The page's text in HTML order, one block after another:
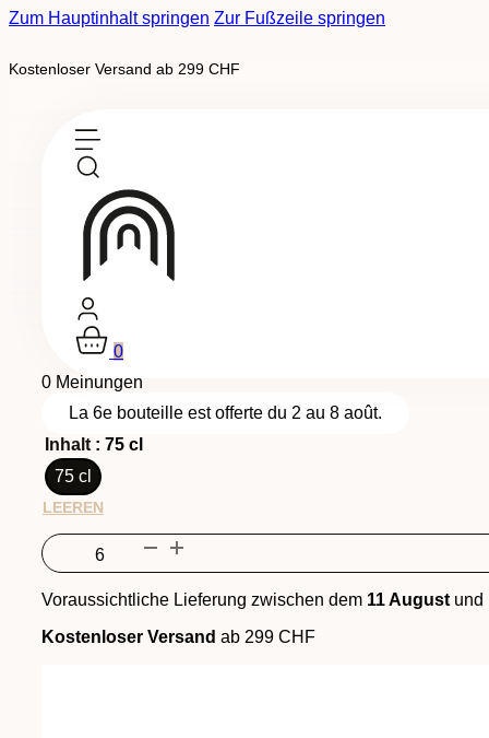
Zum Hauptinhalt springen Zur Fußzeile springen
Kostenloser Versand ab 299 CHF
0
Auf Bestellung erhältlich
Tradition, Medaillenweine
AOC Wallis
Cabernet Sauvignon Merlot
0 Meinungen
La 6e bouteille est offerte du 2 au 8 août.
Inhalt : 75 cl
75 cl
LEEREN
Sauvignon
Barrique
Voraussichtliche Lieferung zwischen dem 11 August und
Kostenloser Versand ab 299 CHF